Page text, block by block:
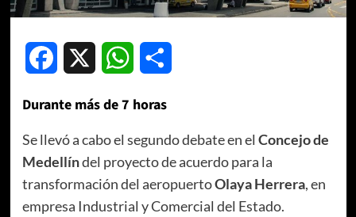
Facebook WhatsApp
Durante más de 7 horas
Se llevó a cabo el segundo debate en el Concejo de
Medellíndel proyecto de acuerdo para la
transformación del aeropuertoOlaya Herrera, en
empresa Industrial y Comercial del Estado.